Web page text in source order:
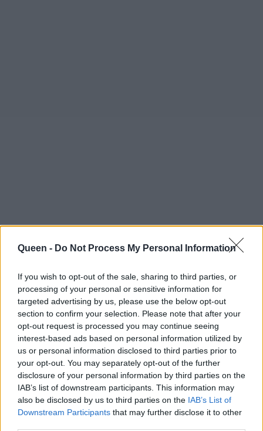
Queen - Do Not Process My Personal Information
If you wish to opt-out of the sale, sharing to third parties, or
processing of your personal or sensitive information for
targeted advertising by us, please use the below opt-out
section to confirm your selection. Please note that after your
opt-out request is processed you may continue seeing
interest-based ads based on personal information utilized by
us or personal information disclosed to third parties prior to
your opt-out. You may separately opt-out of the further
disclosure of your personal information by third parties on the
IAB’s list of downstream participants. This information may
also be disclosed by us to third parties on the IAB’s List of
Downstream Participants that may further disclose it to other
Διαβάστε επίσης:
Gucci και Andreea: ο τέλειος συνδυασμός